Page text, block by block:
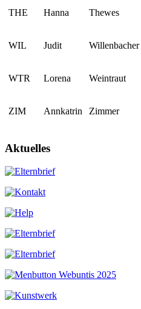
THE Hanna Thewes
WIL Judit Willenbacher
WTR Lorena Weintraut
ZIM Annkatrin Zimmer
Aktuelles